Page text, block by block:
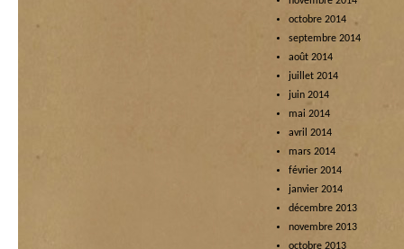
octobre 2014
septembre 2014
août 2014
juillet 2014
juin 2014
mai 2014
avril 2014
mars 2014
février 2014
janvier 2014
décembre 2013
novembre 2013
octobre 2013